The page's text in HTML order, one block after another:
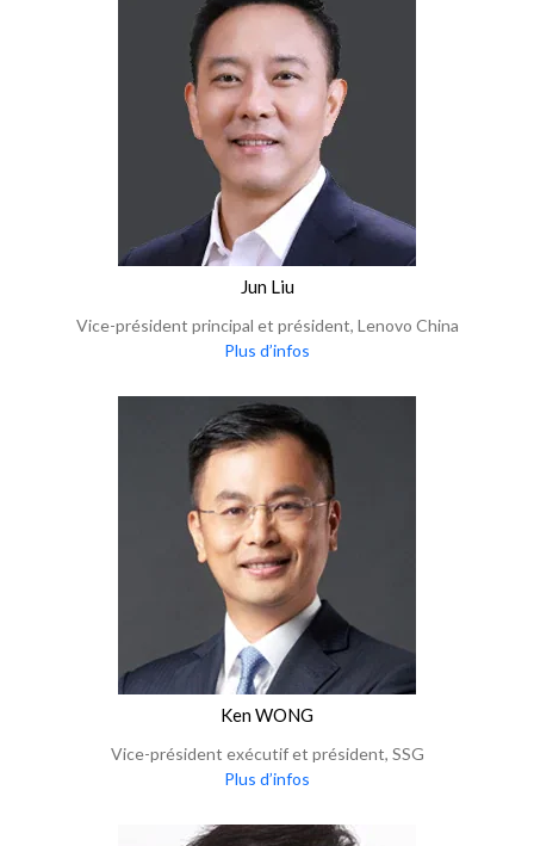
Jun Liu
Vice-président principal et président, Lenovo China
Plus d’infos
Ken WONG
Vice-président exécutif et président, SSG
Plus d’infos